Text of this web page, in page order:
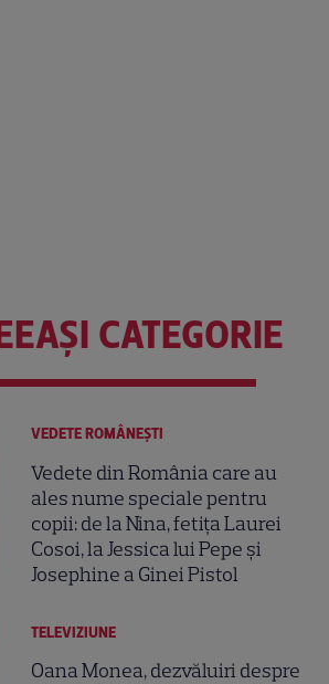
CATEGORIE
VEDETE ROMÂNEŞTI
Vedete din România care au
ales nume speciale pentru
copii: de la Nina, fetița Laurei
Cosoi, la Jessica lui Pepe și
Josephine a Ginei Pistol
TELEVIZIUNE
Oana Monea, dezvăluiri despre